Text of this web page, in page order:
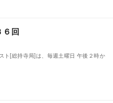
回
ト[総持寺局]は、毎週土曜日 午後２時か